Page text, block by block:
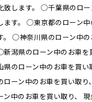
致します。 ◯千葉県のロ
ます。 ◯東京都のローン
。 ◯神奈川県のローン中の
潟県のローン中のお車を
のローン中のお車を買い
ーン中のお車を買い取り
中のお車を買い取り、 現